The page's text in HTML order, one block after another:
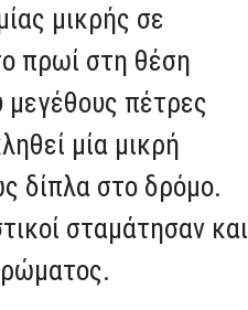
μικρής σε
πρωί στη θέση
πέτρες
μία μικρή
δίπλα στο δρόμο.
σταμάτησαν και